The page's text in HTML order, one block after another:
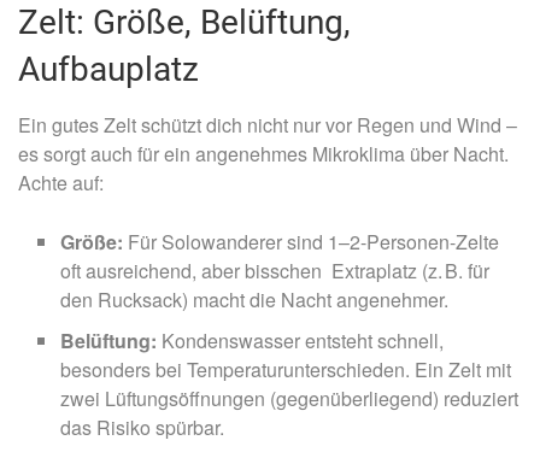
Zelt: Größe, Belüftung,
Aufbauplatz
Ein gutes Zelt schützt dich nicht nur vor Regen und Wind –
es sorgt auch für ein angenehmes Mikroklima über Nacht.
Achte auf:
Größe: Für Solowanderer sind 1–2-Personen-Zelte
oft ausreichend, aber bisschen Extraplatz (z. B. für
den Rucksack) macht die Nacht angenehmer.
Belüftung: Kondenswasser entsteht schnell,
besonders bei Temperaturunterschieden. Ein Zelt mit
zwei Lüftungsöffnungen (gegenüberliegend) reduziert
das Risiko spürbar.